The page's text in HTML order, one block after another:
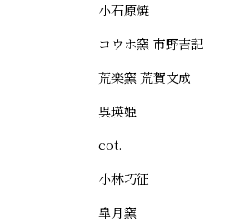
小石原焼
コウホ窯 市野吉記
荒楽窯 荒賀文成
呉瑛姫
cot.
小林巧征
皐月窯